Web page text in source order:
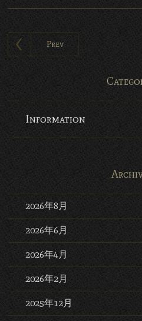
Prev
Information
2026年8月
2026年6月
2026年4月
2026年2月
2025年12月